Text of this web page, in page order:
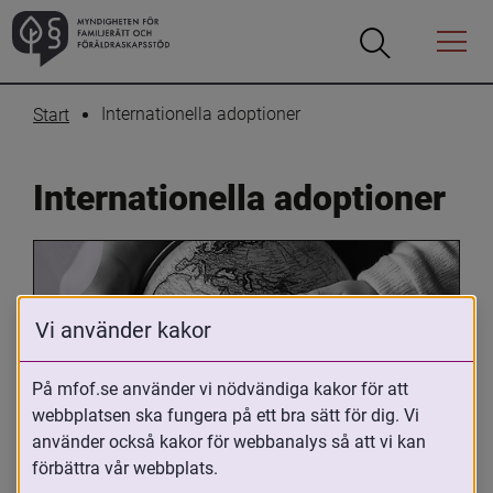
Öppna
Öppna
Menyn
Start Internationella adoptioner
Internationella adoptioner
Oavsett om du är adopterad,
adoptivförälder eller arbetar med
Vi använder kakor
På mfof.se använder vi nödvändiga kakor för att
webbplatsen ska fungera på ett bra sätt för dig. Vi
använder också kakor för webbanalys så att vi kan
förbättra vår webbplats.